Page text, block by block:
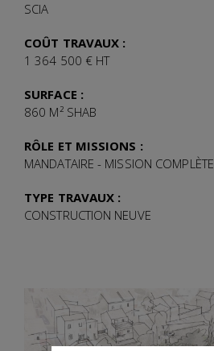
SCIA
COÛT TRAVAUX :
1 364 500 € HT
SURFACE :
860 M² SHAB
RÔLE ET MISSIONS :
MANDATAIRE - MISSION COMPLÈTE
TYPE TRAVAUX :
CONSTRUCTION NEUVE